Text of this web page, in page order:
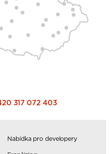
317 072 403
Nabídka pro developery